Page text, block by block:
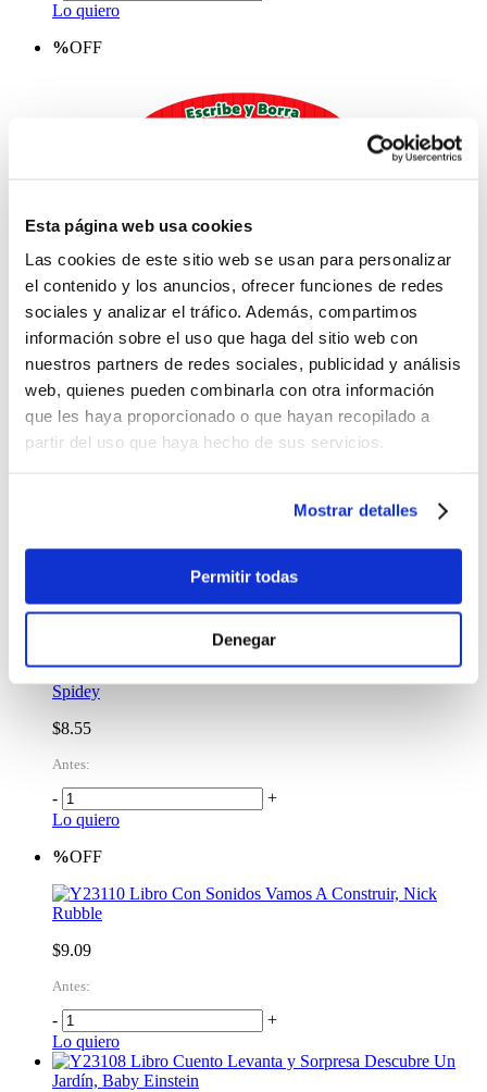
Esta página web usa cookies
Las cookies de este sitio web se usan para personalizar
el contenido y los anuncios, ofrecer funciones de redes
sociales y analizar el tráfico. Además, compartimos
información sobre el uso que haga del sitio web con
nuestros partners de redes sociales, publicidad y análisis
web, quienes pueden combinarla con otra información
que les haya proporcionado o que hayan recopilado a
partir del uso que haya hecho de sus servicios.
Mostrar detalles
Permitir todas
Denegar
Lo quiero
%OFF
+
Libro Pizarra Escribe y Borra, Busca y Encuentra
Spidey
$8.55
Antes:
-
+
Lo quiero
%OFF
Libro Con Sonidos Vamos A Construir, Nick
Rubble
$9.09
Antes:
-
+
Lo quiero
Libro Cuento Levanta y Sorpresa Descubre Un
Jardín, Baby Einstein